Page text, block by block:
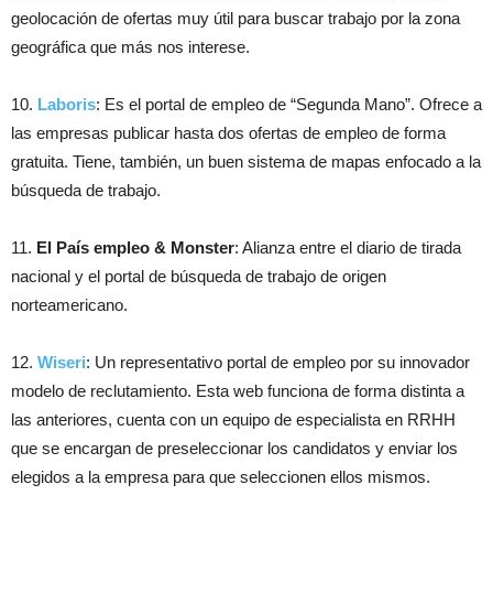
geolocación de ofertas muy útil para buscar trabajo por la zona
geográfica que más nos interese.
10. Laboris: Es el portal de empleo de “Segunda Mano”. Ofrece a
las empresas publicar hasta dos ofertas de empleo de forma
gratuita. Tiene, también, un buen sistema de mapas enfocado a la
búsqueda de trabajo.
11. El País empleo & Monster: Alianza entre el diario de tirada
nacional y el portal de búsqueda de trabajo de origen
norteamericano.
12. Wiseri: Un representativo portal de empleo por su innovador
modelo de reclutamiento. Esta web funciona de forma distinta a
las anteriores, cuenta con un equipo de especialista en RRHH
que se encargan de preseleccionar los candidatos y enviar los
elegidos a la empresa para que seleccionen ellos mismos.